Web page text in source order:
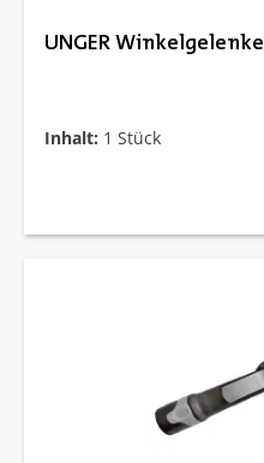
UNGER Winkelgelenke
Inhalt: 1 Stück